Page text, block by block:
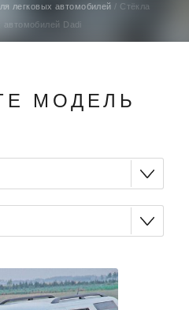
легковых автомобилей
Стёкла
автомобилей Dadi
МОДЕЛЬ